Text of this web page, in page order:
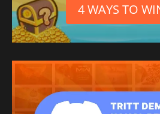
4 WAYS TO